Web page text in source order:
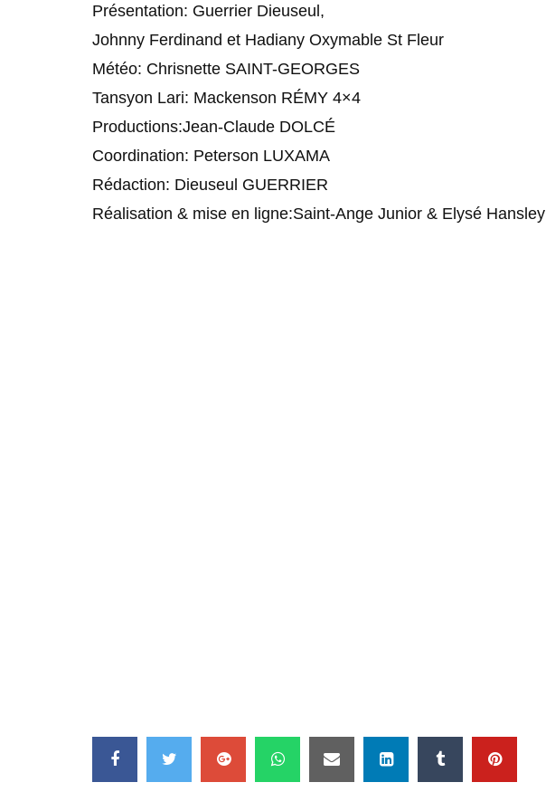
Présentation: Guerrier Dieuseul,
Johnny Ferdinand et Hadiany Oxymable St Fleur
Météo: Chrisnette SAINT-GEORGES
Tansyon Lari: Mackenson RÉMY 4×4
Productions:Jean-Claude DOLCÉ
Coordination: Peterson LUXAMA
Rédaction: Dieuseul GUERRIER
Réalisation & mise en ligne:Saint-Ange Junior & Elysé Hansley